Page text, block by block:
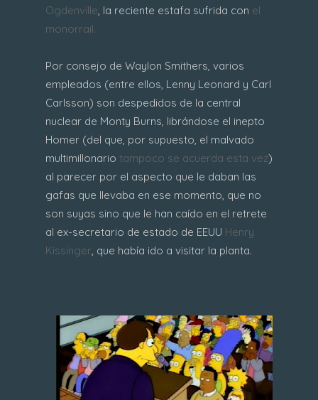
Ogdenville, la reciente estafa sufrida con el
monorrail.
Por consejo de Waylon Smithers, varios
empleados (entre ellos, Lenny Leonard y Carl
Carlsson) son despedidos de la central
nuclear de Monty Burns, librándose el inepto
Homer (del que, por supuesto, el malvado
multimillonario tampoco se acuerda esta vez)
al parecer por el aspecto que le daban las
gafas que llevaba en ese momento, que no
son suyas sino que le han caído en el retrete
al ex-secretario de estado de EEUU Henry
Kissinger, que había ido a visitar la planta.